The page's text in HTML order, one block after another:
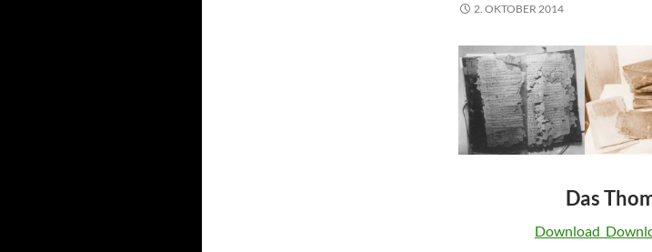
2. OKTOBER 2014
Das
Download